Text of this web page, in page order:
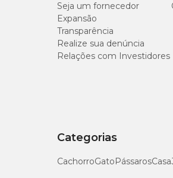
Seja um fornecedor
Expansão
Transparência
Realize sua denúncia
Relações com Investidores
Categorias
CachorroGatoPássarosCasa